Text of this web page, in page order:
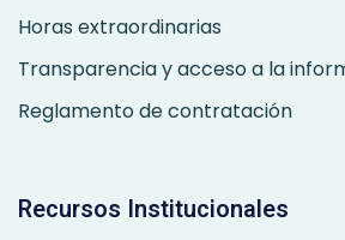
Horas extraordinarias
Transparencia y acceso a la
Reglamento de contratación
Recursos Institucionales